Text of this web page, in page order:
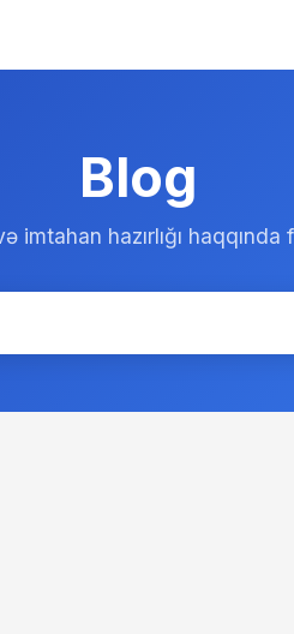
Blog
imtahan hazırlığı haqqında